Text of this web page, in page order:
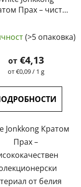
Прах – чист,
| GreenGuru
оценка
на
продукта
4,7
звезди.
(>5 опаковка)
от€4,13
Измерване
цената:
от €0,09 / 1 g
Jonkkong Кратом
Прах –
от белия